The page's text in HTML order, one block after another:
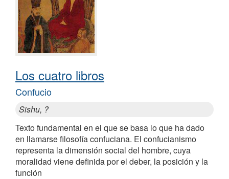
Los cuatro libros
Confucio
Sishu, ?
Texto fundamental en el que se basa lo que ha dado
en llamarse filosofía confuciana. El confucianismo
representa la dimensión social del hombre, cuya
moralidad viene definida por el deber, la posición y la
función